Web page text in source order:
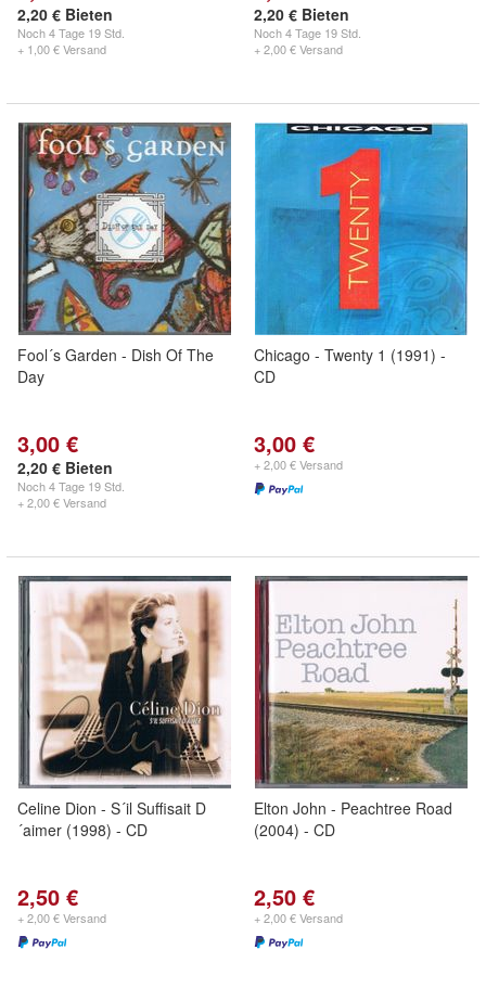
2,20 € Bieten
Noch4 Tage 19 Std.
+ 1,00 € Versand
2,20 € Bieten
Noch4 Tage 19 Std.
+ 2,00 € Versand
Fool´s Garden - Dish Of The
Day
3,00 €
2,20 € Bieten
Noch4 Tage 19 Std.
+ 2,00 € Versand
Chicago - Twenty 1 (1991) -
CD
3,00 €
+ 2,00 € Versand
Celine Dion - S´il Suffisait D
´aimer (1998) - CD
2,50 €
+ 2,00 € Versand
Elton John - Peachtree Road
(2004) - CD
2,50 €
+ 2,00 € Versand